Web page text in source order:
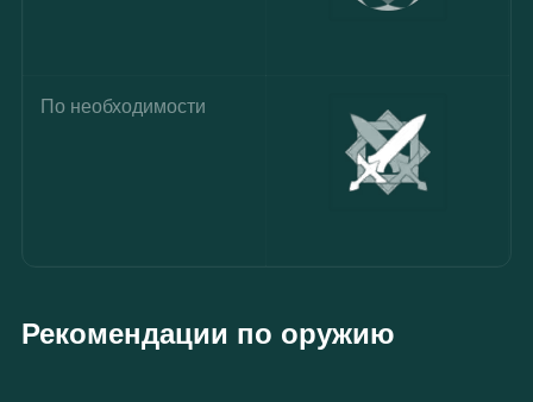
По необходимости
Рекомендации по оружию